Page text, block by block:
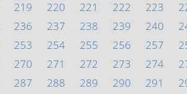
219 220 221 222 223
236 237 238 239 240
253 254 255 256 257
270 271 272 273 274
287 288 289 290 291